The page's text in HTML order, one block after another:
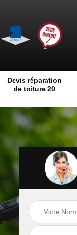
Devis réparation
de toiture 20